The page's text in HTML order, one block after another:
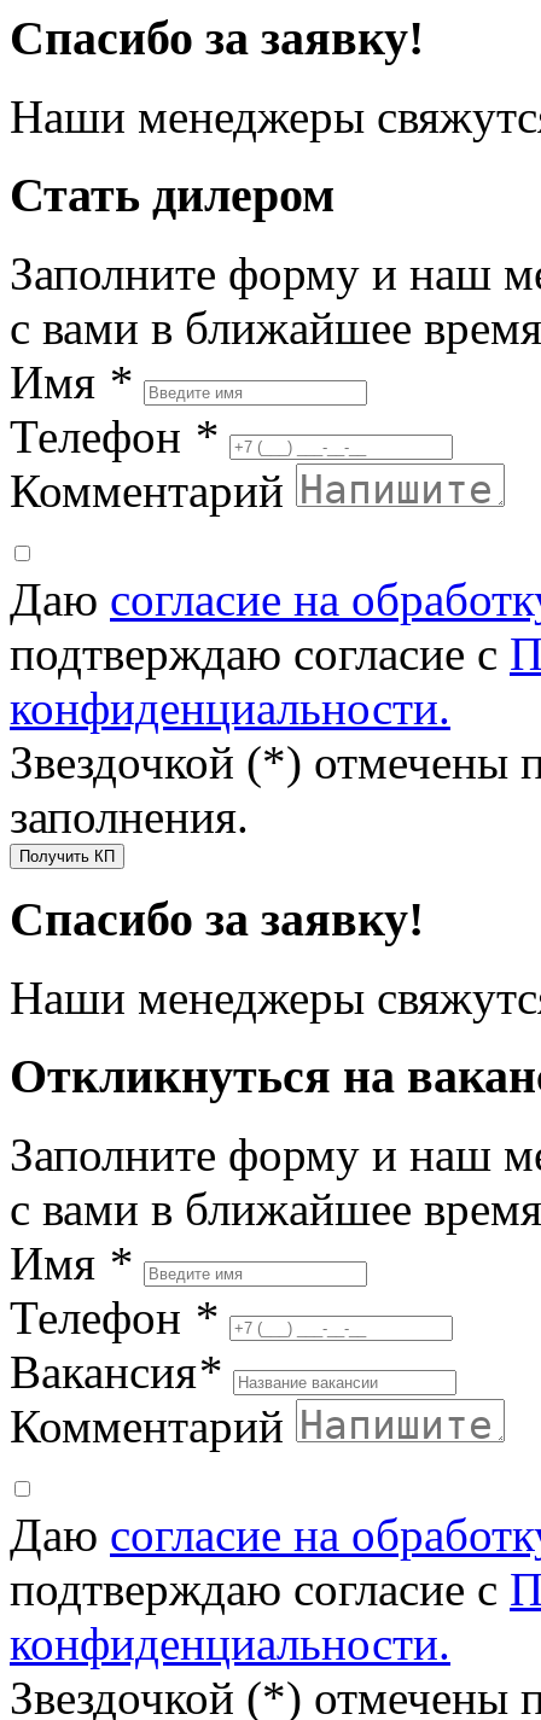
Спасибо за заявку!
Наши менеджеры
Стать дилером
Заполните форму и наш
с вами в ближайшее время
Имя *
Телефон *
Комментарий
Даю согласие на
подтверждаю согласие с
конфиденциальности.
Звездочкой (*) отмечены
заполнения.
Получить КП
Спасибо за заявку!
Наши менеджеры
Откликнуться на
Заполните форму и наш
с вами в ближайшее время
Имя *
Телефон *
Вакансия*
Комментарий
Даю согласие на
подтверждаю согласие с
конфиденциальности.
Звездочкой (*) отмечены